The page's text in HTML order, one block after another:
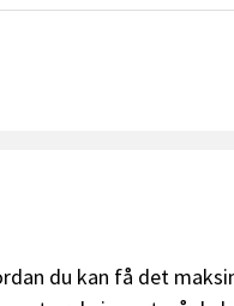
du kan få det